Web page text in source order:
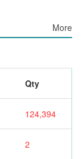
More
Qty
124,394
2